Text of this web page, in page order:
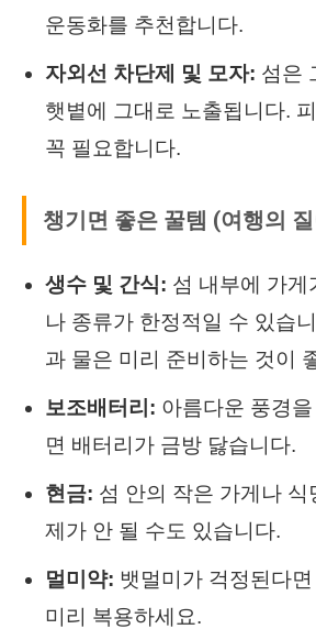
운동화를 추천합니다.
자외선 차단제 및 모자: 섬은
햇볕에 그대로 노출됩니다.
꼭 필요합니다.
챙기면 좋은 꿀템 (여행의
생수 및 간식: 섬 내부에 가게
나 종류가 한정적일 수 있습
과 물은 미리 준비하는 것이
보조배터리: 아름다운 풍경
면 배터리가 금방 닳습니다.
현금: 섬 안의 작은 가게나 식
제가 안 될 수도 있습니다.
멀미약: 뱃멀미가 걱정된다
미리 복용하세요.